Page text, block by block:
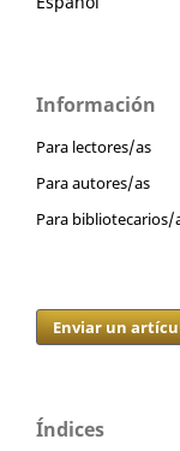
Información
Para lectores/as
Para autores/as
Para bibliotecarios/
Enviar un
Índices